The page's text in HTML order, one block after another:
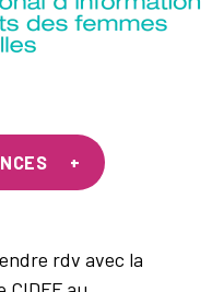
rdv avec la